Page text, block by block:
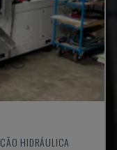
HIDRÁULICA